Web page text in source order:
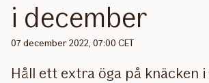
i december
07 december 2022, 07:00 CET
Håll ett extra öga på knäcken i